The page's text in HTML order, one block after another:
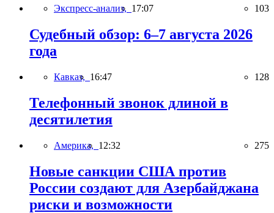
Экспресс-анализ, 17:07 103
Судебный обзор: 6–7 августа 2026
года
Кавказ, 16:47 128
Телефонный звонок длиной в
десятилетия
Америка, 12:32 275
Новые санкции США против
России создают для Азербайджана
риски и возможности